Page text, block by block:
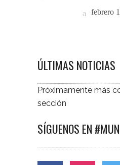
febrero
ÚLTIMAS NOTICIAS
Próximamente más
sección
SÍGUENOS EN